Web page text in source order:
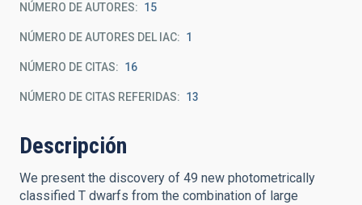
NÚMERO DE AUTORES 15
NÚMERO DE AUTORES DEL IAC 1
NÚMERO DE CITAS 16
NÚMERO DE CITAS REFERIDAS 13
Descripción
We present the discovery of 49 new photometrically
classified T dwarfs from the combination of large